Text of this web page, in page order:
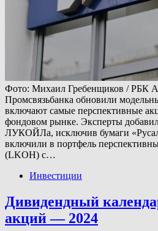
Фото: Михаил Гребенщиков / РБК
Промсвязьбанка обновили
включают самые перспективные
фондовом рынке. Эксперты
ЛУКОЙЛа, исключив бумаги
включили в портфель
(LKOH) с…
Инвестиции
Дивидендный
акций — 2024